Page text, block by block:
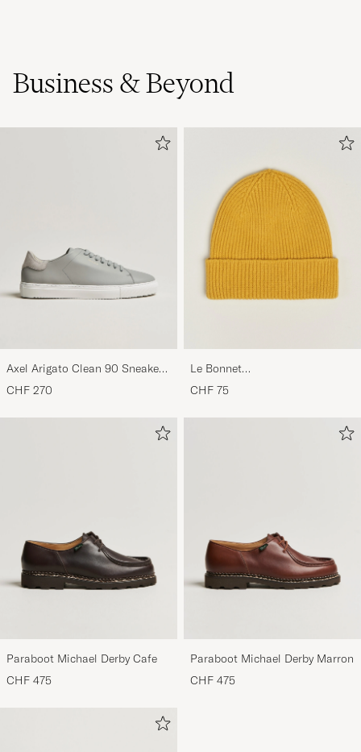
Business & Beyond
Axel Arigato Clean 90 Sneaker
Light Grey
CHF 270
Le Bonnet
Lambswool/Caregora Beanie
Mustard
CHF 75
Paraboot Michael Derby Cafe
CHF 475
Paraboot Michael Derby Marron
CHF 475